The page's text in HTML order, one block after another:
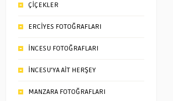
ÇİÇEKLER
ERCİYES FOTOĞRAFLARI
İNCESU FOTOĞRAFLARI
İNCESU’YA AİT HERŞEY
MANZARA FOTOĞRAFLARI